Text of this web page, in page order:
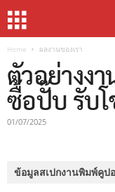
Home ผลงานของเรา
ตัวอย่างง
ซื้อปั๊บ รับ
01/07/2025
ข้อมูลสเปกงานพิมพ์คู